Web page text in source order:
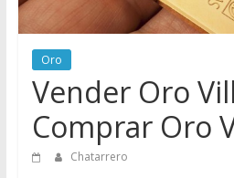
Chatarreros
para
vender
Chatarra
Oro
Vender Oro
Comprar Oro
Chatarrero